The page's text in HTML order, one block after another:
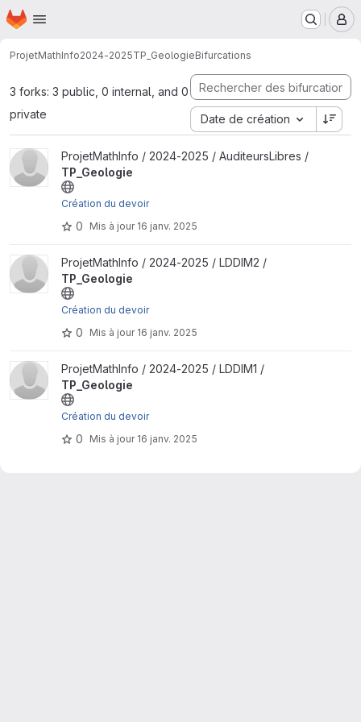
Passer au contenu principal
Page d'accueil
ProjetMathInfo2024-2025TP_GeologieBifurcations
3 forks: 3 public, 0 internal, and 0
private
Date de création
Afficher le projet TP_Geologie
ProjetMathInfo / 2024-2025 / AuditeursLibres /
TP_Geologie
Création du devoir
0 Mis à jour 16 janv. 2025
Afficher le projet TP_Geologie
ProjetMathInfo / 2024-2025 / LDDIM2 /
TP_Geologie
Création du devoir
0 Mis à jour 16 janv. 2025
Afficher le projet TP_Geologie
ProjetMathInfo / 2024-2025 / LDDIM1 /
TP_Geologie
Création du devoir
0 Mis à jour 16 janv. 2025